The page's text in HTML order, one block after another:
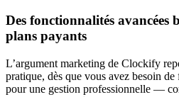
Des fonctionnalités avancées
plans payants
L’argument marketing de Clockify
pratique, dès que vous avez besoin
pour une gestion professionnelle —